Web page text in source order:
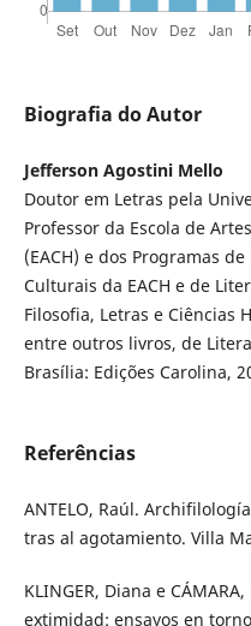
Biografia do Autor
Jefferson Agostini Mello
Doutor em Letras pela
Professor da Escola de
(EACH) e dos Programas
Culturais da EACH e de
Filosofia, Letras e Ciências
entre outros livros, de
Brasília: Edições Carolina,
Referências
ANTELO, Raúl.
tras al agotamiento. Villa
KLINGER, Diana e
extimidad: ensayos en